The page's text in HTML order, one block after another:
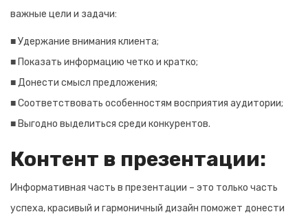
важные цели и задачи:
■ Удержание внимания клиента;
■ Показать информацию четко и кратко;
■ Донести смысл предложения;
■ Соответствовать особенностям восприятия аудитории;
■ Выгодно выделиться среди конкурентов.
Контент в презентации:
Информативная часть в презентации – это только часть
успеха, красивый и гармоничный дизайн поможет донести